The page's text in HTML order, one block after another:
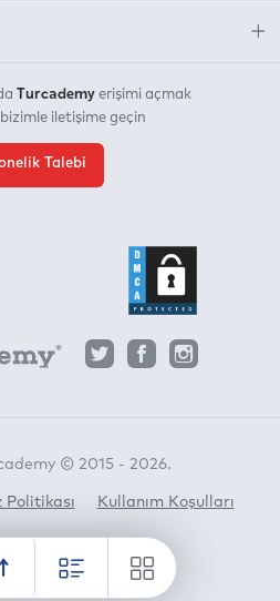
Turcademy erişimi açmak
iletişime geçin
Talebi
© 2015 - 2026.
Politikası Kullanım Koşulları
by Horato